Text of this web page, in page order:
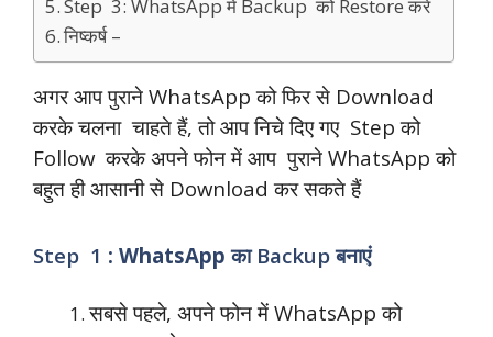
Step 3: WhatsApp में Backup को Restore करें
निष्कर्ष –
अगर आप पुराने WhatsApp को फिर से Download
करके चलना चाहते हैं, तो आप निचे दिए गए Step को
Follow करके अपने फोन में आप पुराने WhatsApp को
बहुत ही आसानी से Download कर सकते हैं
Step 1 : WhatsApp का Backupबनाएं
सबसे पहले, अपने फोन में WhatsApp को